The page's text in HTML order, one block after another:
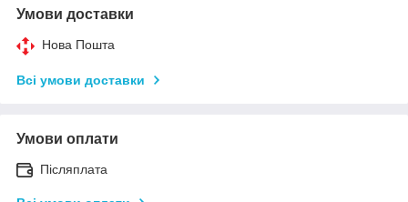
Умови доставки
Нова Пошта
Всі умови доставки
Умови оплати
Післяплата